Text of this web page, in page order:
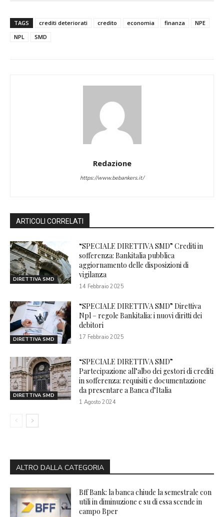
TAGS crediti deteriorati credito economia finanza
NPE
NPL
SMD
Redazione
https://www.bebankers.it/
ARTICOLI CORRELATI
DIRETTIVA SMD
“SPECIALE DIRETTIVA SMD” Crediti in
sofferenza: Bankitalia pubblica
aggiornamento delle disposizioni di
vigilanza
14 Febbraio 2025
DIRETTIVA SMD
“SPECIALE DIRETTIVA SMD” Direttiva
Npl – regole Bankitalia: i nuovi diritti dei
debitori
17 Febbraio 2025
DIRETTIVA SMD
“SPECIALE DIRETTIVA SMD”
Partecipazione all’albo dei gestori di crediti
in sofferenza: requisiti e documentazione
da presentare a Banca d’Italia
1 Agosto 2024
ALTRO DALLA CATEGORIA
Bff Bank: la banca chiude la semestrale con
utili in diminuzione e su di essa scende in
campo Bper